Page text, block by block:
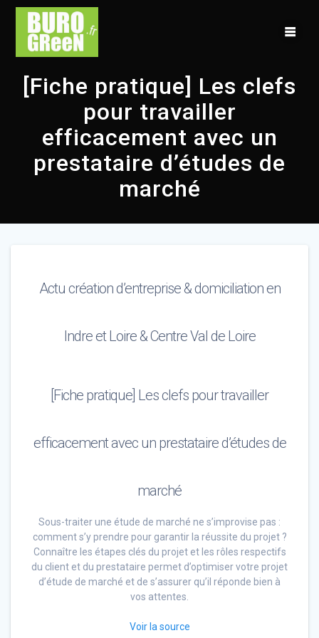
[Fiche pratique] Les clefs
pour travailler
efficacement avec un
prestataire d’études de
marché
Actu création d’entreprise & domiciliation en
Indre et Loire & Centre Val de Loire
[Fiche pratique] Les clefs pour travailler
efficacement avec un prestataire d’études de
marché
Sous-traiter une étude de marché ne s’improvise pas :
comment s’y prendre pour garantir la réussite du projet ?
Connaître les étapes clés du projet et les rôles respectifs
du client et du prestataire permet d’optimiser votre projet
d’étude de marché et de s’assurer qu’il réponde bien à
vos attentes.
Voir la source